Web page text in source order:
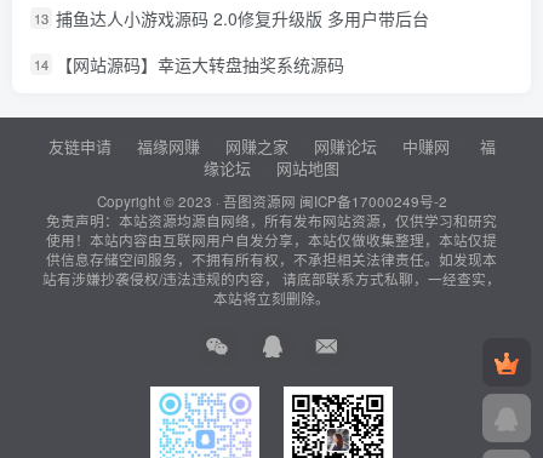
13 捕鱼达人小游戏源码 2.0修复升级版 多用户带后台
14 【网站源码】幸运大转盘抽奖系统源码
友链申请 福缘网赚 网赚之家 网赚论坛 中赚网
福
缘论坛
网站地图
Copyright © 2023 · 吾图资源网 闽ICP备17000249号-2
免责声明：本站资源均源自网络，所有发布网站资源，仅供学习和研究
使用！本站内容由互联网用户自发分享，本站仅做收集整理，本站仅提
供信息存储空间服务，不拥有所有权，不承担相关法律责任。如发现本
站有涉嫌抄袭侵权/违法违规的内容， 请底部联系方式私聊，一经查实，
本站将立刻删除。